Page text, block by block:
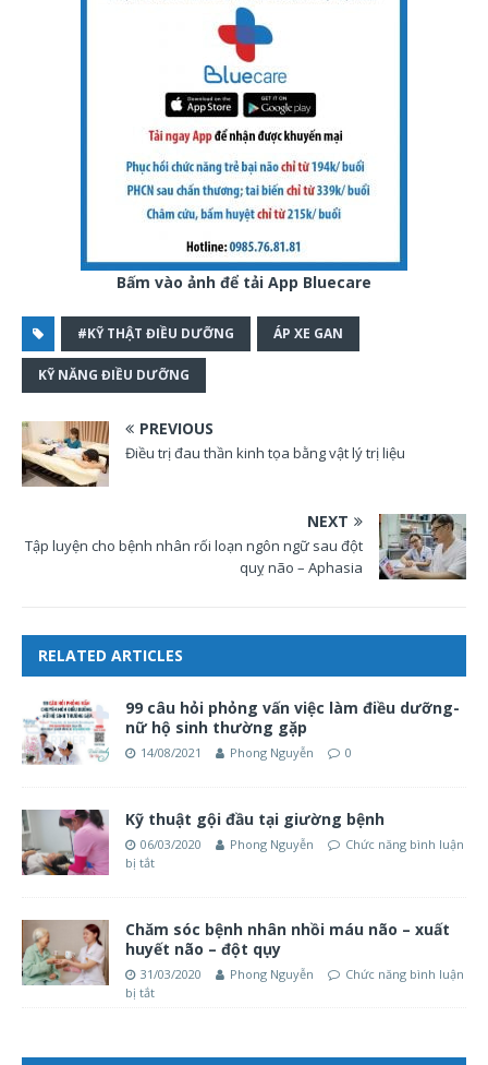
Bấm vào ảnh để tải App Bluecare
#KỸ THẬT ĐIỀU DƯỠNG ÁP XE GAN
KỸ NĂNG ĐIỀU DƯỠNG
PREVIOUS
Điều trị đau thần kinh tọa bằng vật lý trị liệu
NEXT
Tập luyện cho bệnh nhân rối loạn ngôn ngữ sau đột
quỵ não – Aphasia
RELATED ARTICLES
99 câu hỏi phỏng vấn việc làm điều dưỡng-
nữ hộ sinh thường gặp
14/08/2021 Phong Nguyễn 0
Kỹ thuật gội đầu tại giường bệnh
06/03/2020 Phong Nguyễn
Chức năng bình luận
bị tắt
Chăm sóc bệnh nhân nhồi máu não – xuất
huyết não – đột qụy
31/03/2020 Phong Nguyễn
Chức năng bình luận
bị tắt